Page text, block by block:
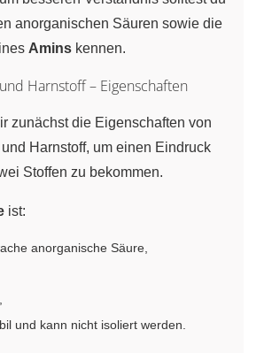
anorganischen Säuren sowie die
Amins kennen.
Harnstoff – Eigenschaften
zunächst die Eigenschaften von
Harnstoff, um einen Eindruck
Stoffen zu bekommen.
ist:
anorganische Säure,
und kann nicht isoliert werden.